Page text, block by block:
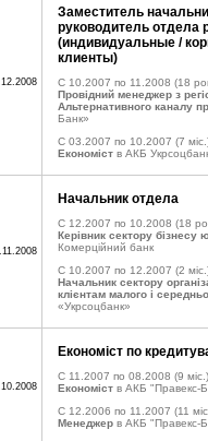
Заместитель
руководитель отдела
(индивидуальные /
клиенты)
C 10.2007 по 11.2008 (18
Провідний менеджер з
Альтернативного каналу
Банк»
C 03.2007 по 10.2007 (7
Економіст в АКБ
Начальник отдела
C 12.2007 по 10.2008 (18
Керівник сектору бізнесу
Комерційний банк
C 10.2007 по 12.2007 (2
Начальник сектору
клієнтам малого і
«Укрсоцбанк»
Економіст по
C 11.2007 по 08.2008 (9 міс.)
Економіст в АКБ "Правекс-
C 12.2006 по 11.2007 (11
Менеджер в АКБ "Правекс-